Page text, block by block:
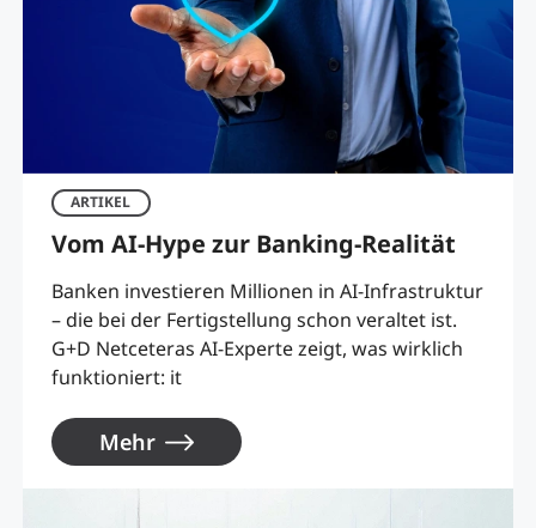
ARTIKEL
Vom AI-Hype zur Banking-Realität
Banken investieren Millionen in AI-Infrastruktur
– die bei der Fertigstellung schon veraltet ist.
G+D Netceteras AI-Experte zeigt, was wirklich
funktioniert: it
Mehr